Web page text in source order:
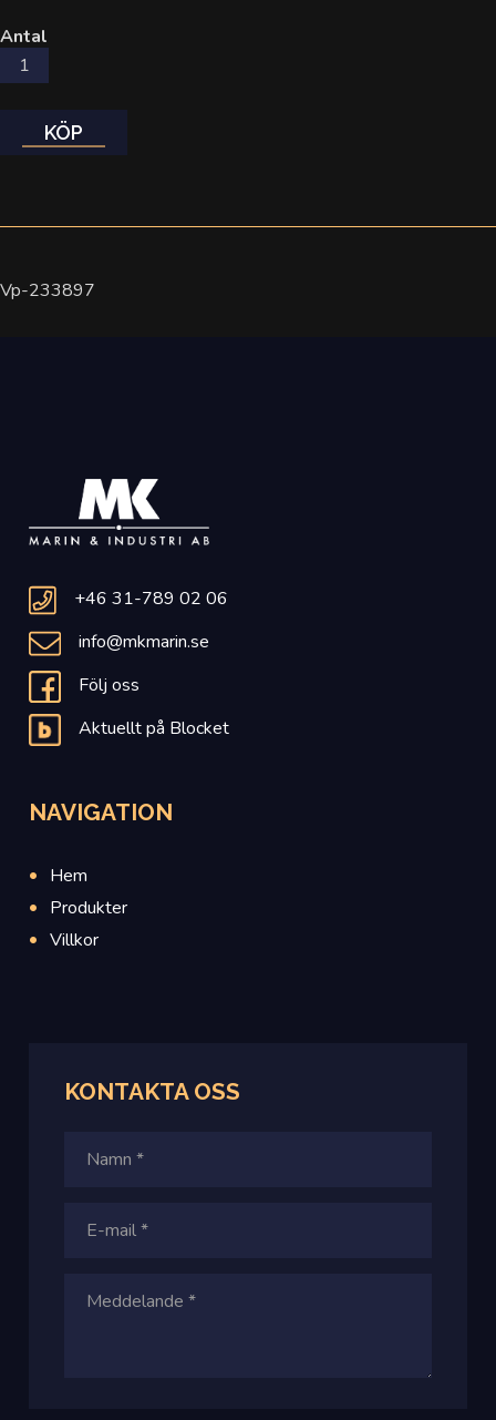
Antal
KÖP
Vp-233897
+46 31-789 02 06
info@mkmarin.se
Följ oss
Aktuellt på Blocket
NAVIGATION
Hem
Produkter
Villkor
KONTAKTAOSS